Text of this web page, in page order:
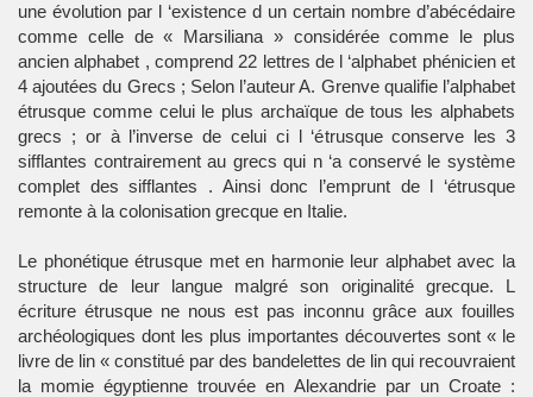
une évolution par l ‘existence d un certain nombre d’abécédaire
comme celle de « Marsiliana » considérée comme le plus
ancien alphabet , comprend 22 lettres de l ‘alphabet phénicien et
4 ajoutées du Grecs ; Selon l’auteur A. Grenve qualifie l’alphabet
étrusque comme celui le plus archaïque de tous les alphabets
grecs ; or à l’inverse de celui ci l ‘étrusque conserve les 3
sifflantes contrairement au grecs qui n ‘a conservé le système
complet des sifflantes . Ainsi donc l’emprunt de l ‘étrusque
remonte à la colonisation grecque en Italie.
Le phonétique étrusque met en harmonie leur alphabet avec la
structure de leur langue malgré son originalité grecque. L
écriture étrusque ne nous est pas inconnu grâce aux fouilles
archéologiques dont les plus importantes découvertes sont « le
livre de lin « constitué par des bandelettes de lin qui recouvraient
la momie égyptienne trouvée en Alexandrie par un Croate :